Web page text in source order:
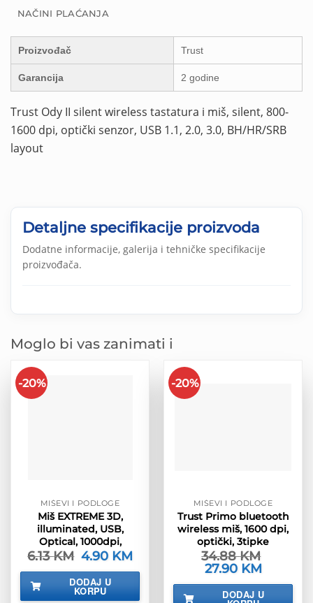
NAČINI PLAĆANJA
Proizvođač Trust
Garancija 2 godine
Trust Ody II silent wireless tastatura i miš, silent, 800-
1600 dpi, optički senzor, USB 1.1, 2.0, 3.0, BH/HR/SRB
layout
Detaljne specifikacije proizvoda
Dodatne informacije, galerija i tehničke specifikacije
proizvođača.
Moglo bi vas zanimati i
-20%
MIŠEVI I PODLOGE
Miš EXTREME 3D,
illuminated, USB,
Optical, 1000dpi,
6.13KM Izvorna
cijena
bila
je:
6.13 KM.
4.90 KM
je:
4.90 KM.
DODAJ U
KORPU
-20%
MIŠEVI I PODLOGE
Trust Primo bluetooth
wireless miš, 1600 dpi,
optički, 3tipke
34.88KM
Izvorna
cijena
bila
27.90 KM
je:
27.90 KM.
DODAJ U